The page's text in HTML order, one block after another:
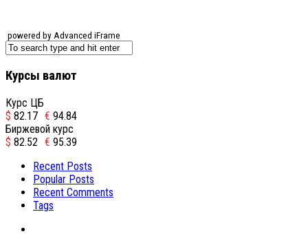
powered by Advanced iFrame
Курсы валют
Курс ЦБ
$ 82.17 € 94.84
Биржевой курс
$ 82.52 € 95.39
Recent Posts
Popular Posts
Recent Comments
Tags